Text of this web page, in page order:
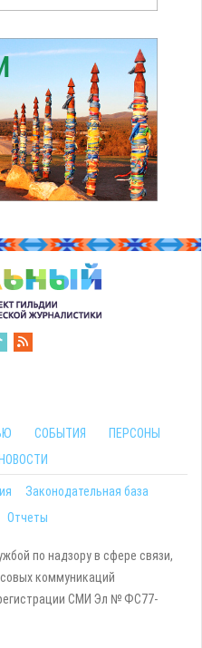
СОБЫТИЯ
ПЕРСОНЫ
Законодательная база
Отчеты
по надзору в сфере связи,
коммуникаций
СМИ Эл № ФС77-